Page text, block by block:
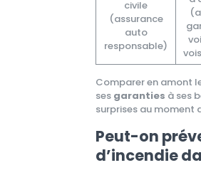
civile
(assurance
auto
responsable)
Comparer en amont
ses garanties à ses
surprises au moment
Peut-on
d’incendie